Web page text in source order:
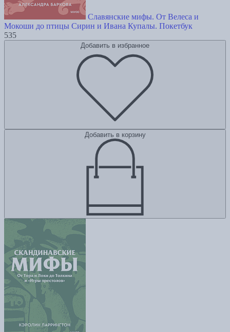
Славянские мифы. От Велеса и
Мокоши до птицы Сирин и Ивана Купалы. Покетбук
535
Добавить в избранное
Добавить в корзину